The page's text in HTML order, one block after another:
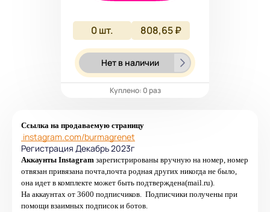
0шт. 808,65 ₽
Нет в наличии
Куплено: 0 раз
Ссылка на продаваемую страницу
instagram.com/burmagrenet
Регистрация Декабрь 2023г
Аккаунты Instagram зарегистрированы вручную на номер, номер
отвязан привязана почта,почта родная других никогда не было,
она идет в комплекте может быть подтверждена(mail.ru).
На аккаунтах от 3600 подписчиков. Подписчики получены при
помощи взаимных подписок и ботов.